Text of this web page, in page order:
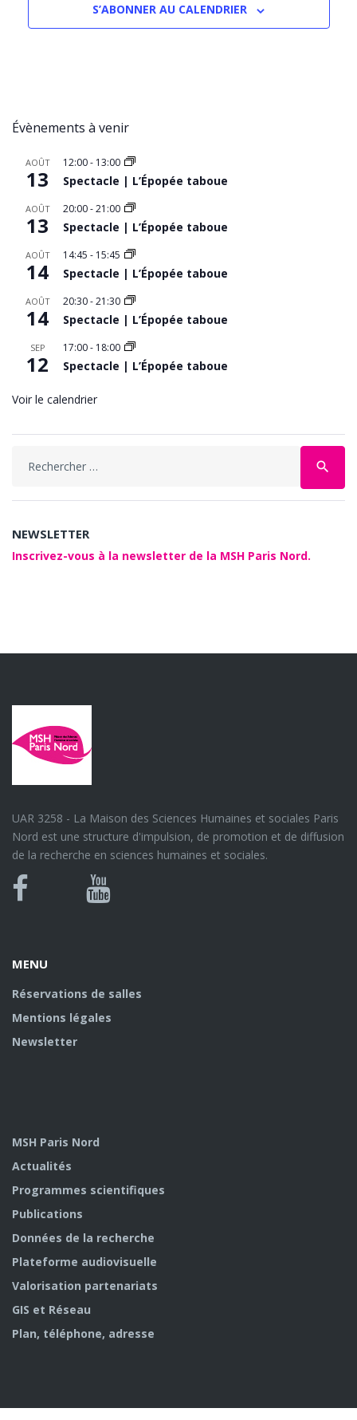
S’ABONNER AU CALENDRIER
Évènements à venir
AOÛT
13
12:00- 13:00
Spectacle | L’Épopée taboue
AOÛT
13
20:00-21:00
Spectacle | L’Épopée taboue
AOÛT
14
14:45 - 15:45
Spectacle | L’Épopée taboue
AOÛT
14
20:30-21:30
Spectacle | L’Épopée taboue
SEP
12
17:00- 18:00
Spectacle | L’Épopée taboue
Voir le calendrier
search
NEWSLETTER
Inscrivez-vous à la newsletter de la MSH Paris Nord.
UAR 3258 - La Maison des Sciences Humaines et sociales Paris
Nord est une structure d'impulsion, de promotion et de diffusion
de la recherche en sciences humaines et sociales.
Bluesky
Canal
MENU
Réservations de salles
Mentions légales
Newsletter
MSH Paris Nord
Actualités
Programmes scientifiques
Publications
Données de la recherche
Plateforme audiovisuelle
Valorisation partenariats
GIS et Réseau
Plan, téléphone, adresse